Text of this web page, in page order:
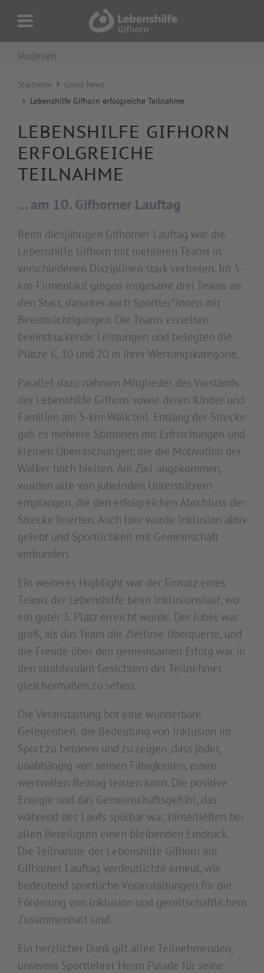
Vorlesen
Startseite
Good News
Lebenshilfe Gifhorn erfolgreiche Teilnahme
LEBENSHILFE GIFHORN
ERFOLGREICHE
TEILNAHME
... am 10. Gifhorner Lauftag
Beim diesjährigen Gifhorner Lauftag war die
Lebenshilfe Gifhorn mit mehreren Teams in
verschiedenen Disziplinen stark vertreten. Im 5-
km-Firmenlauf gingen insgesamt drei Teams an
den Start, darunter auch Sportler*innen mit
Beeinträchtigungen. Die Teams erzielten
beeindruckende Leistungen und belegten die
Plätze 6, 10 und 20 in ihrer Wertungskategorie.
Parallel dazu nahmen Mitglieder des Vorstands
der Lebenshilfe Gifhorn sowie deren Kinder und
Familien am 5-km-Walk teil. Entlang der Strecke
gab es mehrere Stationen mit Erfrischungen und
kleinen Überraschungen, die die Motivation der
Walker hoch hielten. Am Ziel angekommen,
wurden alle von jubelnden Unterstützern
empfangen, die den erfolgreichen Abschluss der
Strecke feierten. Auch hier wurde Inklusion aktiv
gelebt und Sportlichkeit mit Gemeinschaft
verbunden.
Ein weiteres Highlight war der Einsatz eines
Teams der Lebenshilfe beim Inklusionslauf, wo
ein guter 3. Platz erreicht wurde. Der Jubel war
groß, als das Team die Ziellinie überquerte, und
die Freude über den gemeinsamen Erfolg war in
den strahlenden Gesichtern der Teilnehmer
gleichermaßen zu sehen.
Die Veranstaltung bot eine wunderbare
Gelegenheit, die Bedeutung von Inklusion im
Sport zu betonen und zu zeigen, dass jeder,
unabhängig von seinen Fähigkeiten, einen
wertvollen Beitrag leisten kann. Die positive
Energie und das Gemeinschaftsgefühl, das
während des Laufs spürbar war, hinterließen bei
allen Beteiligten einen bleibenden Eindruck.
Die Teilnahme der Lebenshilfe Gifhorn am
Gifhorner Lauftag verdeutlichte erneut, wie
bedeutend sportliche Veranstaltungen für die
Förderung von Inklusion und gesellschaftlichem
Zusammenhalt sind.
Ein herzlicher Dank gilt allen Teilnehmenden,
unserem Sportlehrer Herrn Palade für seine